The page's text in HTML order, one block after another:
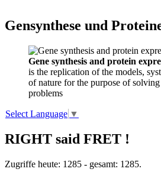
Gensynthese und
Gene synthesis and protein
is the replication of the models,
of nature for the purpose of
problems
Select Language ▼
RIGHT said FRET !
Zugriffe heute: 1285 - gesamt: 1285.